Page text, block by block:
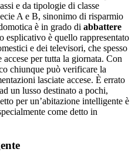
e da tipologie di classe
A e B, sinonimo di risparmio
è in grado di abbattere
esplicativo è quello rappresentato
e dei televisori, che spesso
per tutta la giornata. Con
chiunque può verificare la
lasciate accese. È errato
un lusso destinato a pochi,
per un’abitazione intelligente è
come detto in